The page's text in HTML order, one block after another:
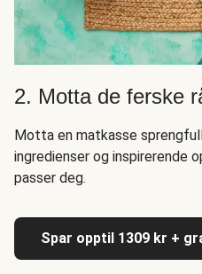
2. Motta de ferske
Motta en matkasse
ingredienser og inspirerende
passer deg.
Spar opptil 1309 kr +